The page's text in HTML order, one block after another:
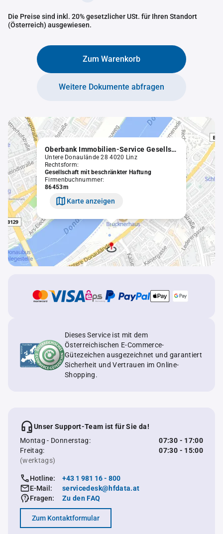
Die Preise sind inkl. 20% gesetzlicher USt. für Ihren Standort
(Österreich) ausgewiesen.
Zum Warenkorb
Weitere Dokumente abfragen
Oberbank Immobilien-Service Gesellschaft m.b.H.
Untere Donaulände 28 4020 Linz
Rechtsform:
Gesellschaft mit beschränkter Haftung
Firmenbuchnummer:
86453m
Karte anzeigen
Dieses Service ist mit dem
Österreichischen E-Commerce-
Gütezeichen ausgezeichnet und garantiert
Sicherheit und Vertrauen im Online-
Shopping.
Unser Support-Team ist für Sie da!
Montag - Donnerstag:
07:30 - 17:00
Freitag:
07:30 - 15:00
(werktags)
Hotline:
+43 1 981 16 - 800
E-Mail:
servicedesk@hfdata.at
Fragen:
Zu den FAQ
Zum Kontaktformular